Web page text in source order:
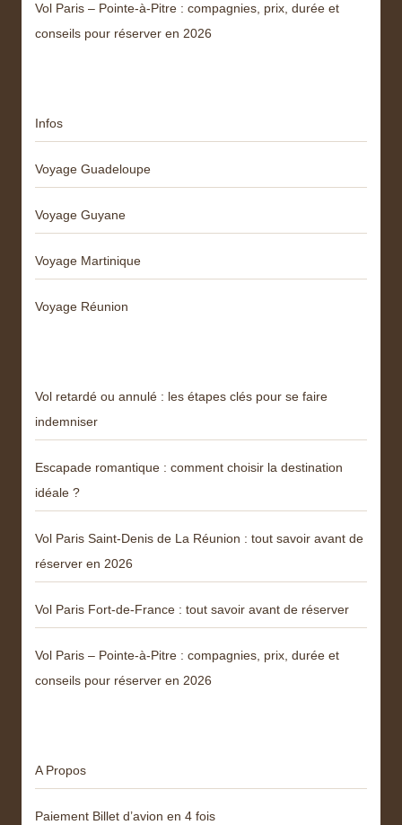
Vol Paris – Pointe-à-Pitre : compagnies, prix, durée et
conseils pour réserver en 2026
Infos
Voyage Guadeloupe
Voyage Guyane
Voyage Martinique
Voyage Réunion
Vol retardé ou annulé : les étapes clés pour se faire
indemniser
Escapade romantique : comment choisir la destination
idéale ?
Vol Paris Saint-Denis de La Réunion : tout savoir avant de
réserver en 2026
Vol Paris Fort-de-France : tout savoir avant de réserver
Vol Paris – Pointe-à-Pitre : compagnies, prix, durée et
conseils pour réserver en 2026
A Propos
Paiement Billet d’avion en 4 fois